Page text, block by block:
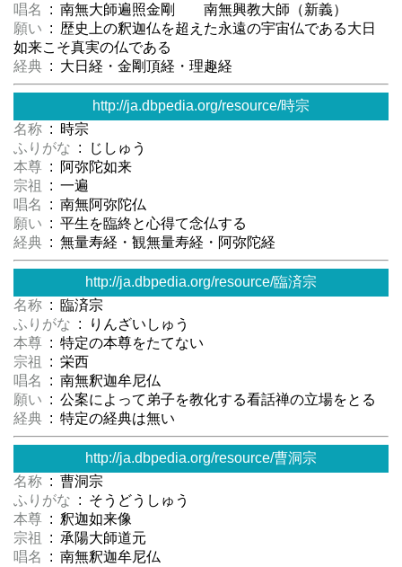
唱名
: 南無大師遍照金剛 南無興教大師（新義）
願い : 歴史上の釈迦仏を超えた永遠の宇宙仏である大日
如来こそ真実の仏である
経典 : 大日経・金剛頂経・理趣経
http://ja.dbpedia.org/resource/時宗
名称 : 時宗
ふりがな : じしゅう
本尊 : 阿弥陀如来
宗祖
: 一遍
唱名
: 南無阿弥陀仏
願い : 平生を臨終と心得て念仏する
経典 : 無量寿経・観無量寿経・阿弥陀経
http://ja.dbpedia.org/resource/臨済宗
名称 : 臨済宗
ふりがな : りんざいしゅう
本尊 : 特定の本尊をたてない
宗祖
: 栄西
唱名
: 南無釈迦牟尼仏
願い : 公案によって弟子を教化する看話禅の立場をとる
経典 : 特定の経典は無い
http://ja.dbpedia.org/resource/曹洞宗
名称 : 曹洞宗
ふりがな : そうどうしゅう
本尊 : 釈迦如来像
宗祖
: 承陽大師道元
唱名
: 南無釈迦牟尼仏